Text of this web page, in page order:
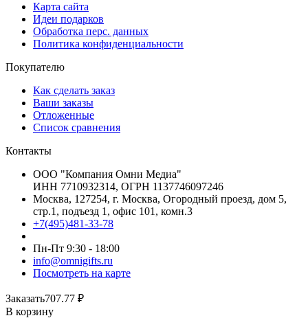
Карта сайта
Идеи подарков
Обработка перс. данных
Политика конфиденциальности
Покупателю
Как сделать заказ
Ваши заказы
Отложенные
Список сравнения
Контакты
ООО "Компания Омни Медиа"
ИНН 7710932314, ОГРН 1137746097246
Москва, 127254, г. Москва, Огородный проезд, дом 5,
стр.1, подъезд 1, офис 101, комн.3
+7(495)481-33-78
Пн-Пт 9:30 - 18:00
info@omnigifts.ru
Посмотреть на карте
Заказать707.77 ₽
В корзину